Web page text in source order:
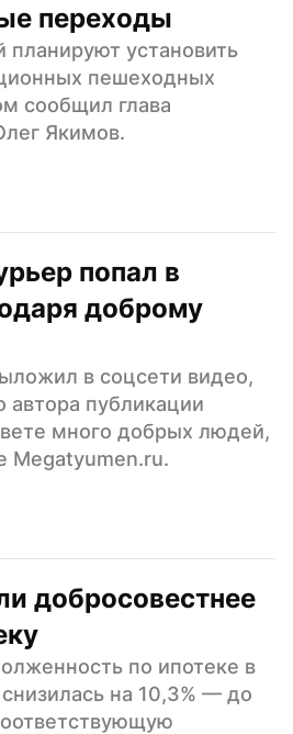
переходы
планируют установить
пешеходных
сообщил глава
Якимов.
попал в
доброму
в соцсети видео,
автора публикации
много добрых людей,
Мegatyumen.ru.
добросовестнее
по ипотеке в
на 10,3% — до